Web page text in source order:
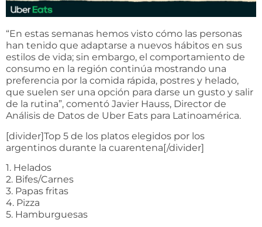
“En estas semanas hemos visto cómo las personas
han tenido que adaptarse a nuevos hábitos en sus
estilos de vida; sin embargo, el comportamiento de
consumo en la región continúa mostrando una
preferencia por la comida rápida, postres y helado,
que suelen ser una opción para darse un gusto y salir
de la rutina”, comentó Javier Hauss, Director de
Análisis de Datos de Uber Eats para Latinoamérica.
[divider]Top 5 de los platos elegidos por los
argentinos durante la cuarentena[/divider]
1. Helados
2. Bifes/Carnes
3. Papas fritas
4. Pizza
5. Hamburguesas